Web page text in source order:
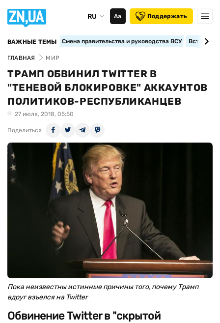
RU Аа Поддержать
ВАЖНЫЕ ТЕМЫ Смена правительства и руководства ВСУ
ГЛАВНАЯ МИР
ТРАМП ОБВИНИЛ TWITTER В
"ТЕНЕВОЙ БЛОКИРОВКЕ" АККАУНТОВ
ПОЛИТИКОВ-РЕСПУБЛИКАНЦЕВ
27 июля, 2018, 05:50
Поделиться
Пока неизвестны истинные причины того, почему Трамп
вдруг взъелся на Twitter
Обвинение Twitter в "скрытой